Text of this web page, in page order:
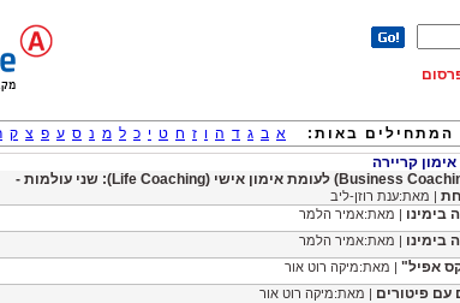
המתחילים באות: א ב ג ד ה ו ז ח ט י כ ל מ נ ס ע פ צ ק
קריירה
אימון עסקי (Business Coaching) לעומת אימון אישי (Life Coaching): שני עולמות -
| מאת:ענת רוזן-ליב
בימינו | מאת:אמיר הלמר
בימינו | מאת:אמיר הלמר
אפיל" | מאת:מיקה רוט אור
עם פיטורים | מאת:מיקה רוט אור